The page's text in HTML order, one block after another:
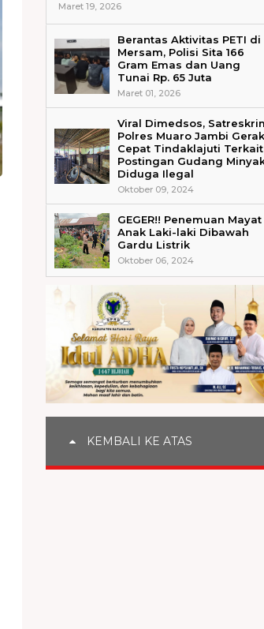
Maret 19, 2026
Berantas Aktivitas PETI di
Mersam, Polisi Sita 166
Gram Emas dan Uang
Tunai Rp. 65 Juta
Maret 01, 2026
Viral Dimedsos,
Polres Muaro Jambi Gerak
Cepat Tindaklajuti Terkait
Postingan Gudang
Diduga Ilegal
Oktober 09, 2024
GEGER!! Penemuan Mayat
Anak Laki-laki Dibawah
Gardu Listrik
Oktober 06, 2024
KEMBALI KE ATAS